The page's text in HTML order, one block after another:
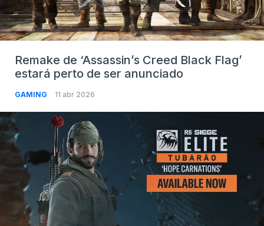
Remake de ‘Assassin’s Creed Black Flag’
estará perto de ser anunciado
GAMING 11 abr 2026